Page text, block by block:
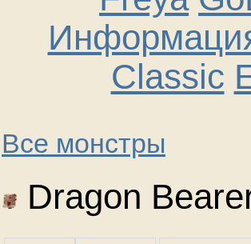
Classic
Все монстры
Dragon